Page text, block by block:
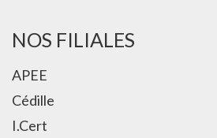
NOS FILIALES
APEE
Cédille
I.Cert